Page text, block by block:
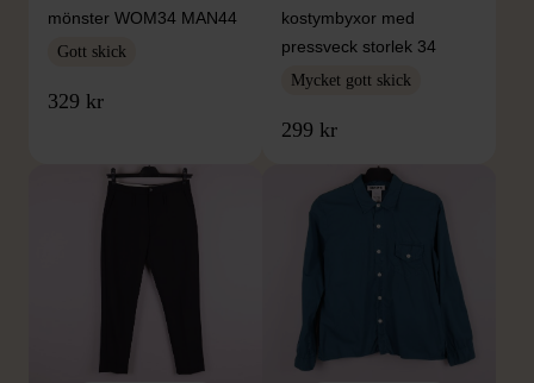
mönster WOM34 MAN44
Gott skick
329 kr
kostymbyxor med
pressveck storlek 34
Mycket gott skick
299 kr